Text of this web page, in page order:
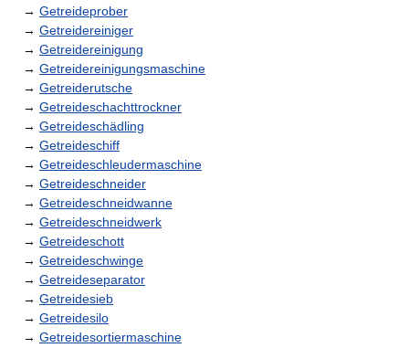
→ Getreideprober
→ Getreidereiniger
→ Getreidereinigung
→ Getreidereinigungsmaschine
→ Getreiderutsche
→ Getreideschachttrockner
→ Getreideschädling
→ Getreideschiff
→ Getreideschleudermaschine
→ Getreideschneider
→ Getreideschneidwanne
→ Getreideschneidwerk
→ Getreideschott
→ Getreideschwinge
→ Getreideseparator
→ Getreidesieb
→ Getreidesilo
→ Getreidesortiermaschine